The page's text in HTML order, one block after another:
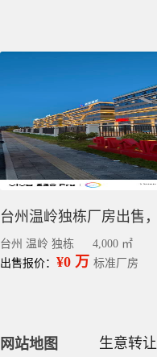
台州 温岭 独栋
4,000 ㎡
出售报价： ¥0 万 标准厂房
网站地图 生意转让